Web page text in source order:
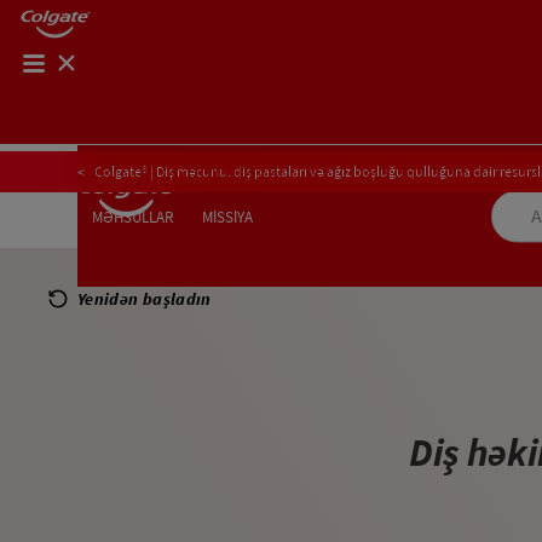
MƏHSULLAR MİSSİYA
MƏHSULLAR MİSSİYA
AĞIZ BOŞLUĞU SAĞLAMLIĞININ
Colgate® | Diş məcunu, diş pastaları və ağız boşluğu qulluğuna dair
Yenidən başladın
Diş